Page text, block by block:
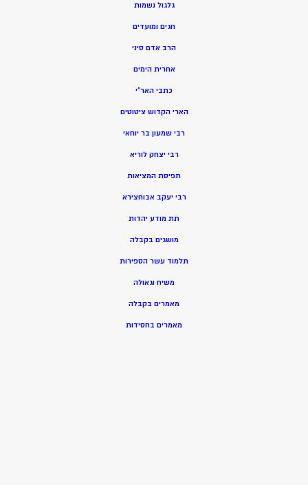
גלגול נשמות
חגים ומועדים
הרב אדם סיני
אחרית הימים
כתבי האר”י
הארי הקדוש ציטוטים
רבי שמעון בר יוחאי
רבי יצחק לוריא
תפיסת המציאות
רבי יעקב אבוחצירא
תת מודע יהדות
מושגים בקבלה
תלמוד עשר הספירות
משיח וגאולה
מאמרים בקבלה
מאמרים בחסידות